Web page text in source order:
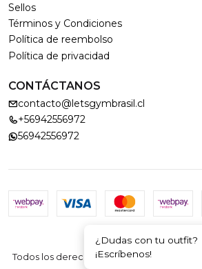
Sellos
Términos y Condiciones
Política de reembolso
Política de privacidad
CONTÁCTANOS
contacto@letsgymbrasil.cl
+56942556972
56942556972
2026 LET'S GYM.
Todos los derechos reservados.
¿Dudas con tu outfit?
¡Escríbenos!